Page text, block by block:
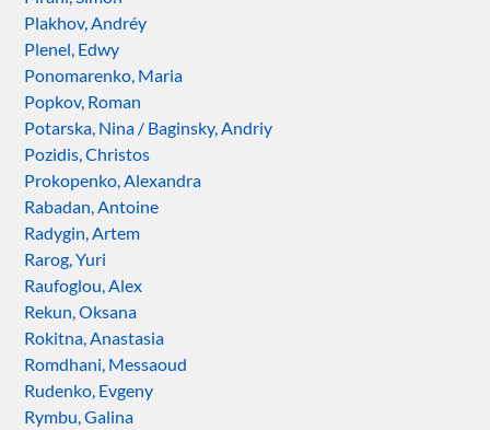
Plakhov, Andréy
Plenel, Edwy
Ponomarenko, Maria
Popkov, Roman
Potarska, Nina / Baginsky, Andriy
Pozidis, Christos
Prokopenko, Alexandra
Rabadan, Antoine
Radygin, Artem
Rarog, Yuri
Raufoglou, Alex
Rekun, Oksana
Rokitna, Anastasia
Romdhani, Messaoud
Rudenko, Evgeny
Rymbu, Galina